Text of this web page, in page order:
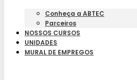
Conheça a ABTEC
Parceiros
NOSSOS CURSOS
UNIDADES
MURAL DE EMPREGOS